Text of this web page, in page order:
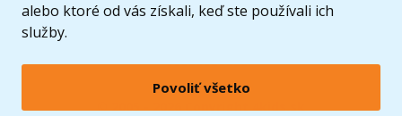
alebo ktoré od vás získali, keď ste používali ich
služby.
Povoliť všetko
© 2005 - 2026 Copyright 4kids.sk